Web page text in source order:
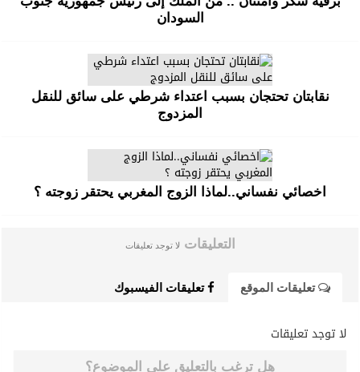
السودان
نقابتان تحتجان بسبب اعتداء شرطي على سائق للنقل
المزدوج
اخصائي نفساني..لماذا الزوج المغربي يحتقر زوجته ؟
التعليقات لا توجد تعليقات
تعليقات الموقع تعليقات الفيسبوك
لا توجد تعليقات
هل ترغب بالتعليق على الموضوع؟